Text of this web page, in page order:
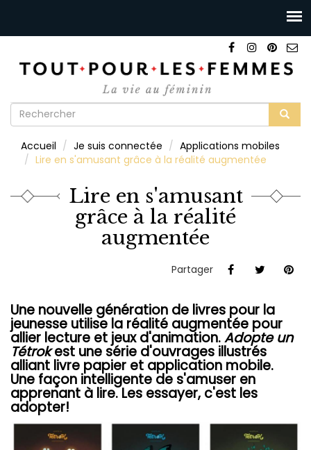
Formulaire
recherche
Accueil Je suis connectée
Applications mobiles
Lire en s'amusant grâce à la réalité augmentée
Lire en s'amusant
grâce à la réalité
augmentée
Partager
Une nouvelle génération de livres pour la
jeunesse utilise la réalité augmentée pour
allier lecture et jeux d'animation.Adopte un
Tétrokest une série d'ouvrages illustrés
alliant livre papier et application mobile.
Une façon intelligente de s'amuser en
apprenant à lire. Les essayer, c'est les
adopter!